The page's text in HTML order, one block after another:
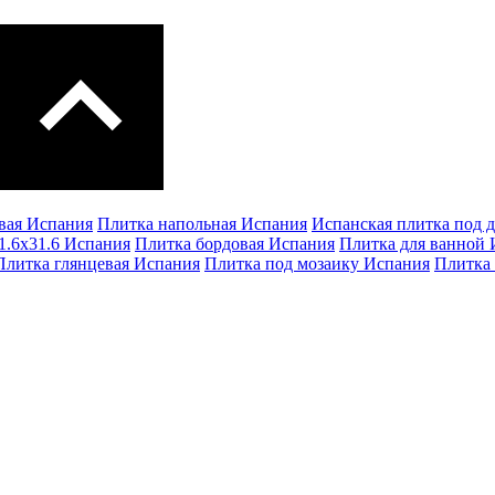
Испания Плитка напольная Испания Испанская плитка под
Испания Плитка бордовая Испания Плитка для ванной
глянцевая Испания Плитка под мозаику Испания Плитка